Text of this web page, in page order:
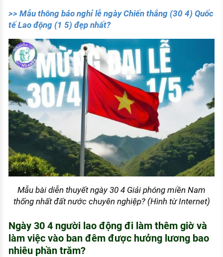
>> Mẫu thông báo nghỉ lễ ngày Chiến thắng (30 4) Quốc
tế Lao động (1 5) đẹp nhất?
Mẫu bài diễn thuyết ngày 30 4 Giải phóng miền Nam
thống nhất đất nước chuyên nghiệp? (Hình từ Internet)
Ngày 30 4 người lao động đi làm thêm giờ và
làm việc vào ban đêm được hưởng lương bao
nhiêu phần trăm?